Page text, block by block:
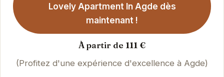
Lovely Apartment In Agde dès
maintenant !
À partir de 111 €
(Profitez d'une expérience d'excellence à Agde)